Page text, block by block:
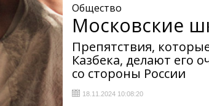
Общество
Московские
Препятствия,
Казбека, делают его
со стороны России
18.11.2024 10:08:20